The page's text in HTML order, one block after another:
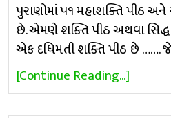
પુરાણોમાં ૫૧ મહાશક્તિ પીઠ
છે. એમણે શક્તિ પીઠ અથવા
એક દધિમતી શક્તિ પીઠ છે …….
[Continue Reading...]